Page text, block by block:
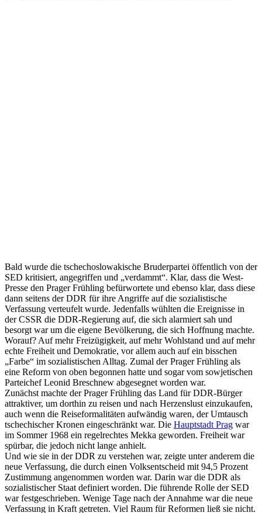
Bald wurde die tschechoslowakische Bruderpartei öffentlich von der
SED kritisiert, angegriffen und „verdammt“. Klar, dass die West-
Presse den Prager Frühling befürwortete und ebenso klar, dass diese
dann seitens der DDR für ihre Angriffe auf die sozialistische
Verfassung verteufelt wurde. Jedenfalls wühlten die Ereignisse in
der CSSR die DDR-Regierung auf, die sich alarmiert sah und
besorgt war um die eigene Bevölkerung, die sich Hoffnung machte.
Worauf? Auf mehr Freizügigkeit, auf mehr Wohlstand und auf mehr
echte Freiheit und Demokratie, vor allem auch auf ein bisschen
„Farbe“ im sozialistischen Alltag. Zumal der Prager Frühling als
eine Reform von oben begonnen hatte und sogar vom sowjetischen
Parteichef Leonid Breschnew abgesegnet worden war.
Zunächst machte der Prager Frühling das Land für DDR-Bürger
attraktiver, um dorthin zu reisen und nach Herzenslust einzukaufen,
auch wenn die Reiseformalitäten aufwändig waren, der Umtausch
tschechischer Kronen eingeschränkt war. Die Hauptstadt Prag war
im Sommer 1968 ein regelrechtes Mekka geworden. Freiheit war
spürbar, die jedoch nicht lange anhielt.
Und wie sie in der DDR zu verstehen war, zeigte unter anderem die
neue Verfassung, die durch einen Volksentscheid mit 94,5 Prozent
Zustimmung angenommen worden war. Darin war die DDR als
sozialistischer Staat definiert worden. Die führende Rolle der SED
war festgeschrieben. Wenige Tage nach der Annahme war die neue
Verfassung in Kraft getreten. Viel Raum für Reformen ließ sie nicht.